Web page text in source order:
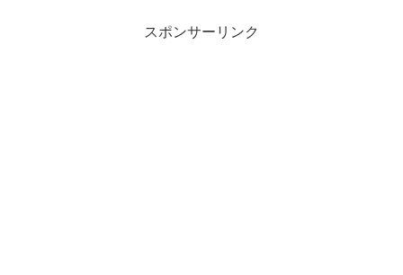
スポンサーリンク